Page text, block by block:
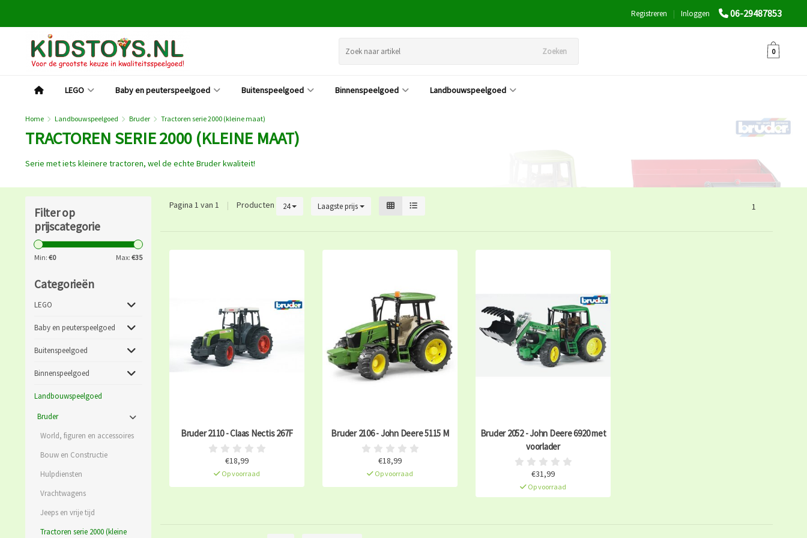
06-29487853
Inloggen
|
Registreren
Zoeken 0
LEGO Baby en peuterspeelgoed Buitenspeelgoed Binnenspeelgoed Landbouwspeelgoed
Home Landbouwspeelgoed Bruder Tractoren serie 2000 (kleine maat)
TRACTOREN SERIE 2000 (KLEINE MAAT)
Serie met iets kleinere tractoren, wel de echte Bruder kwaliteit!
Filter op
prijscategorie
Min: €0 Max: €35
Categorieën
LEGO
Baby en peuterspeelgoed
Buitenspeelgoed
Binnenspeelgoed
Landbouwspeelgoed
Bruder
World, figuren en accessoires
Bouw en Constructie
Hulpdiensten
Vrachtwagens
Jeeps en vrije tijd
Tractoren serie 2000 (kleine
Pagina 1 van 1 | Producten 24 Laagste prijs 1
Bruder 2110 - Claas Nectis 267F
€18,99
Op voorraad
Bruder 2106 - John Deere 5115 M
€18,99
Op voorraad
Bruder 2052 - John Deere 6920 met
voorlader
€31,99
Op voorraad